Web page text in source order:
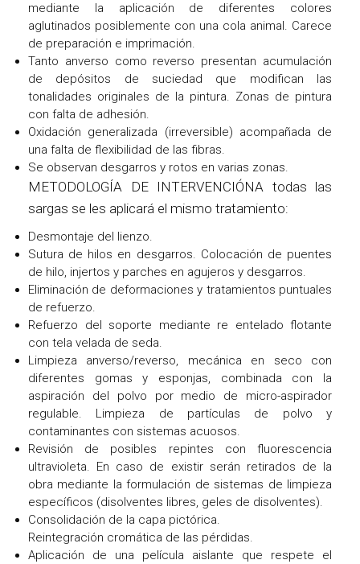
mediante la aplicación de diferentes colores
aglutinados posiblemente con una cola animal. Carece
de preparación e imprimación.
Tanto anverso como reverso presentan acumulación
de depósitos de suciedad que modifican las
tonalidades originales de la pintura. Zonas de pintura
con falta de adhesión.
Oxidación generalizada (irreversible) acompañada de
una falta de flexibilidad de las fibras.
Se observan desgarros y rotos en varias zonas.
METODOLOGÍA DE INTERVENCIÓNA todas las
sargas se les aplicará el mismo tratamiento:
Desmontaje del lienzo.
Sutura de hilos en desgarros. Colocación de puentes
de hilo, injertos y parches en agujeros y desgarros.
Eliminación de deformaciones y tratamientos puntuales
de refuerzo.
Refuerzo del soporte mediante re entelado flotante
con tela velada de seda.
Limpieza anverso/reverso, mecánica en seco con
diferentes gomas y esponjas, combinada con la
aspiración del polvo por medio de micro-aspirador
regulable. Limpieza de partículas de polvo y
contaminantes con sistemas acuosos.
Revisión de posibles repintes con fluorescencia
ultravioleta. En caso de existir serán retirados de la
obra mediante la formulación de sistemas de limpieza
específicos (disolventes libres, geles de disolventes).
Consolidación de la capa pictórica.
Reintegración cromática de las pérdidas.
Aplicación de una película aislante que respete el